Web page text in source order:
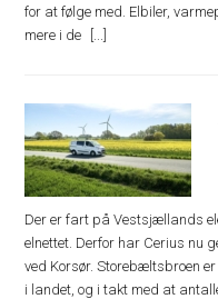
for at følge med. Elbiler,
mere i de
Der er fart på Vestsjællands
elnettet. Derfor har Cerius nu
ved Korsør. Storebæltsbroen
i landet, og i takt med at